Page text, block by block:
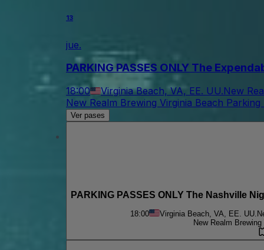
13
jue.
PARKING PASSES ONLY The
18:00 Virginia Beach, VA, EE. UU.New
New Realm Brewing Virginia Beach Parking
Ver pases
PARKING PASSES ONLY The Nashville
18:00 Virginia Beach, VA, EE. UU.
New Realm